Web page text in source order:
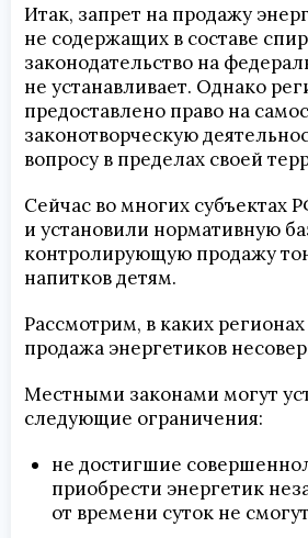
Итак, запрет на продажу
не содержащих в составе
законодательство на
не устанавливает. Однако
предоставлено право на
законотворческую
вопросу в пределах своей
Сейчас во многих субъектах
и установили нормативную
контролирующую продажу
напитков детям.
Рассмотрим, в каких
продажа энергетиков
Местными законами могут
следующие ограничения:
не достигшие
приобрести энергетик
от времени суток не